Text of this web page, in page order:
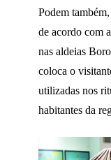
Podem
de acordo com
nas aldeias
coloca o
utilizadas nos
habitantes da